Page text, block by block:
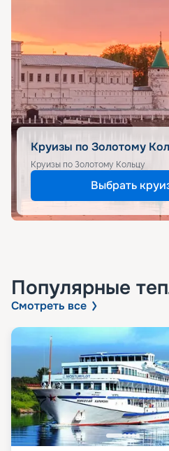
Круизы по Золотому
Круизы по Золотому Кольцу
Выбрать
Популярные
Смотреть все